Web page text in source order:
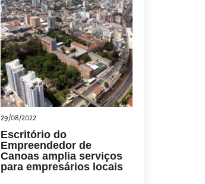
29/08/2022
Escritório do
Empreendedor de
Canoas amplia serviços
para empresários locais